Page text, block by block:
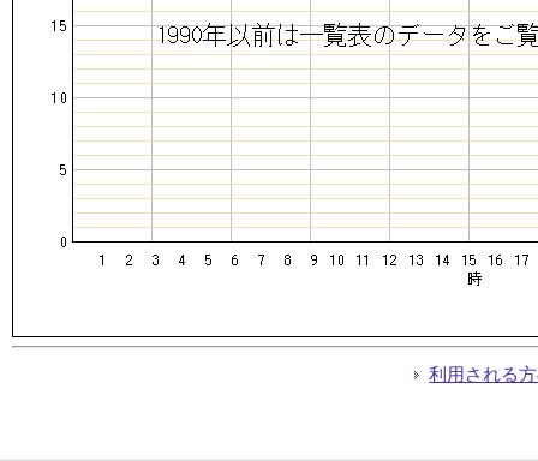
利用される